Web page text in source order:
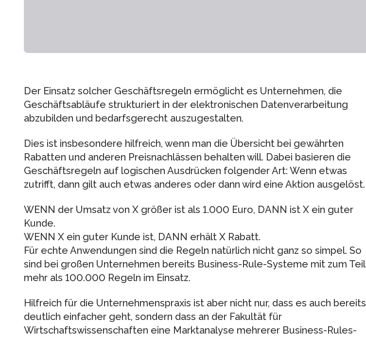
Der Einsatz solcher Geschäftsregeln ermöglicht es Unternehmen, die
Geschäftsabläufe strukturiert in der elektronischen Datenverarbeitung
abzubilden und bedarfsgerecht auszugestalten.
Dies ist insbesondere hilfreich, wenn man die Übersicht bei gewährten
Rabatten und anderen Preisnachlässen behalten will. Dabei basieren die
Geschäftsregeln auf logischen Ausdrücken folgender Art: Wenn etwas
zutrifft, dann gilt auch etwas anderes oder dann wird eine Aktion ausgelöst.
WENN der Umsatz von X größer ist als 1.000 Euro, DANN ist X ein guter
Kunde.
WENN X ein guter Kunde ist, DANN erhält X Rabatt.
Für echte Anwendungen sind die Regeln natürlich nicht ganz so simpel. So
sind bei großen Unternehmen bereits Business-Rule-Systeme mit zum Teil
mehr als 100.000 Regeln im Einsatz.
Hilfreich für die Unternehmenspraxis ist aber nicht nur, dass es auch bereits
deutlich einfacher geht, sondern dass an der Fakultät für
Wirtschaftswissenschaften eine Marktanalyse mehrerer Business-Rules-